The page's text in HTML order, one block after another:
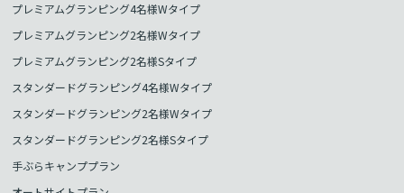
プレミアムグランピング4名様Wタイプ
プレミアムグランピング2名様Wタイプ
プレミアムグランピング2名様Sタイプ
スタンダードグランピング4名様Wタイプ
スタンダードグランピング2名様Wタイプ
スタンダードグランピング2名様Sタイプ
手ぶらキャンププラン